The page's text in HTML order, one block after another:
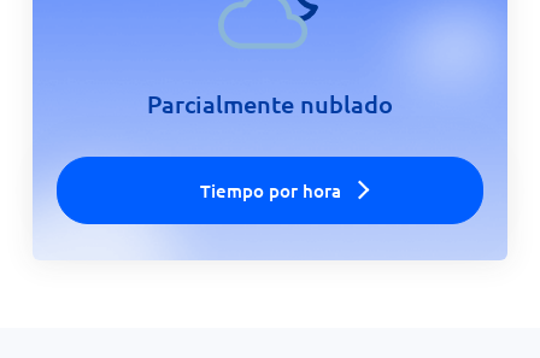
Parcialmente nublado
Tiempo por hora